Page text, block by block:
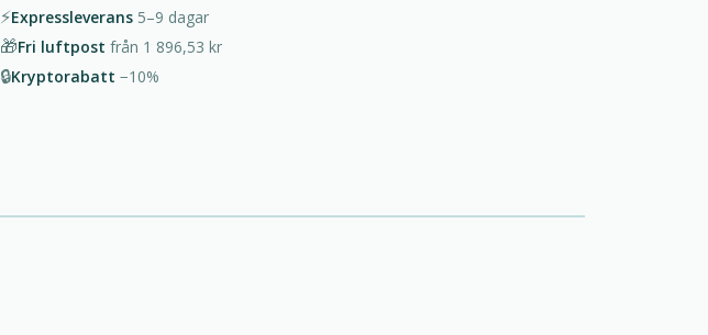
⚡Expressleverans 5–9 dagar
🎁Fri luftpost från 1 896,53 kr
🔒Kryptorabatt −10%